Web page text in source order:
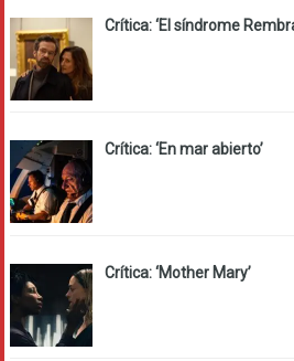
Crítica: ‘El síndrome
Crítica: ‘En mar abierto’
Crítica: ‘Mother Mary’